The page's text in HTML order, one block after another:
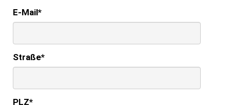
E-Mail*
Straße*
PLZ*